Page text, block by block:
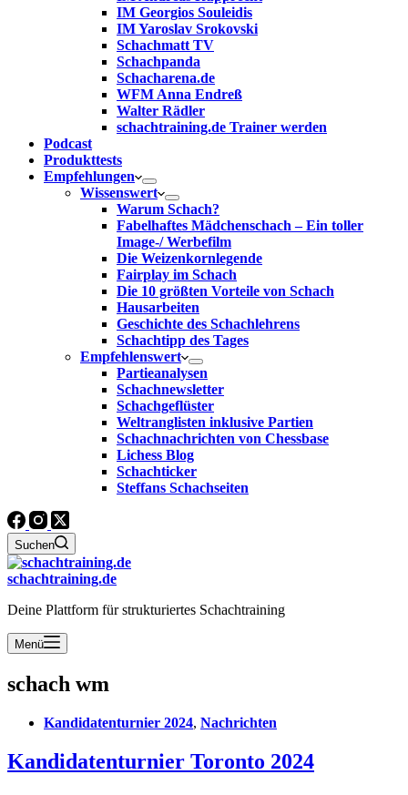
IM Georgios Souleidis
IM Yaroslav Srokovski
Schachmatt TV
Schachpanda
Schacharena.de
WFM Anna Endreß
Walter Rädler
schachtraining.de Trainer werden
Podcast
Produkttests
Empfehlungen
Wissenswert
Warum Schach?
Fabelhaftes Mädchenschach – Ein toller
Image-/ Werbefilm
Die Weizenkornlegende
Fairplay im Schach
Die 10 größten Vorteile von Schach‎
Hausarbeiten
Geschichte des Schachlehrens
Schachtipp des Tages
Empfehlenswert
Partieanalysen
Schachnewsletter
Schachgeflüster
Weltranglisten inklusive Partien
Schachnachrichten von Chessbase
Lichess Blog
Schachticker
Steffans Schachseiten
Suchen
schachtraining.de
Deine Plattform für strukturiertes Schachtraining
Menü
schach wm
Kandidatenturnier 2024, Nachrichten
Kandidatenturnier Toronto 2024